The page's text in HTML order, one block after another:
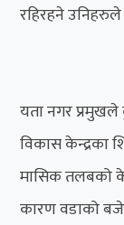
रहिरहने उनिहरुले
यता नगर
विकास केन्द्रका
मासिक तलबको
कारण वडाको